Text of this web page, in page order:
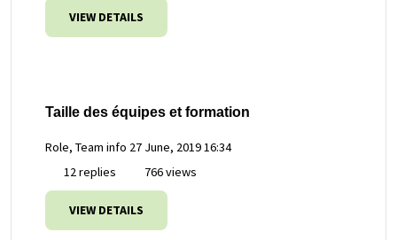
VIEW DETAILS
Taille des équipes et formation
Role, Team info 27 June, 2019 16:34
12 replies
766 views
VIEW DETAILS